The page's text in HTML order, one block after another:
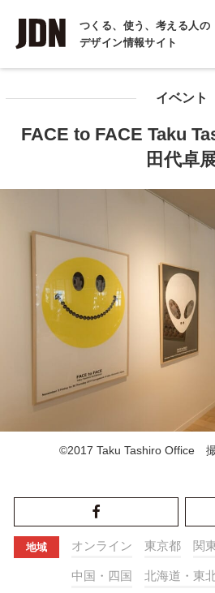
つくる、使う、考える人の
デザイン情報サイト
INTERVIEW
インタビュー
イベント
FACE to FACE Taku
田代卓
©2017 Taku Tashiro Office
地域 オンライン 東京都 関
中国・四国 北海道・東